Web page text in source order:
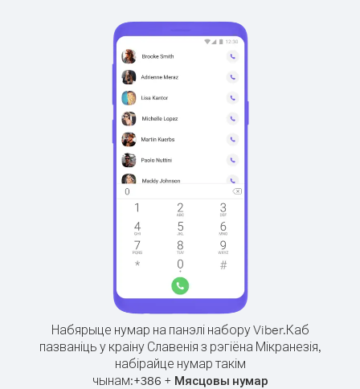
Набярыце нумар на панэлі набору Viber.Каб
пазваніць у краіну Славенія з рэгіёна Мікранезія,
набірайце нумар такім
чынам:+386 + Мясцовы нумар